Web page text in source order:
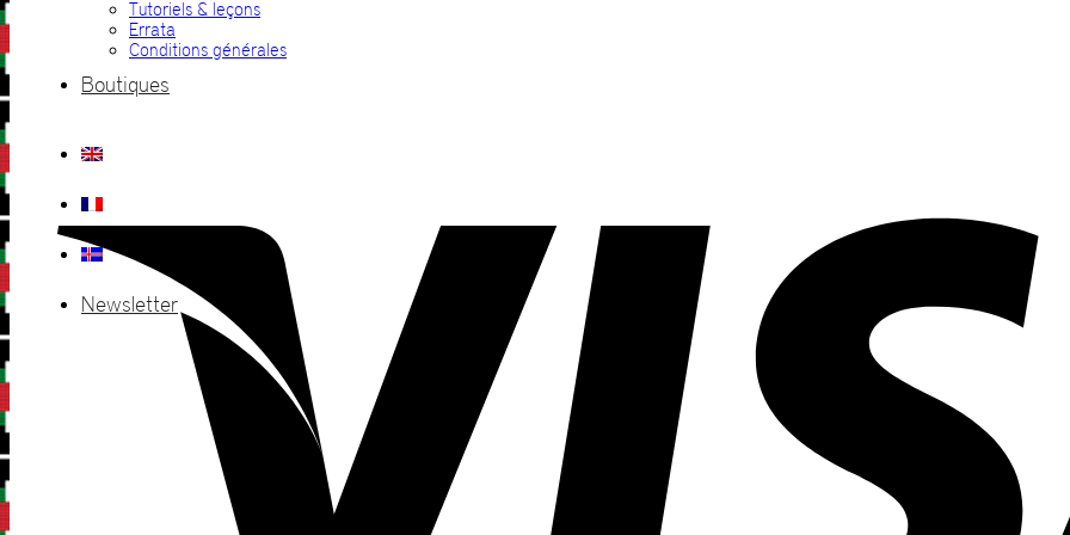
Tutoriels & leçons
Errata
Conditions générales
Boutiques
Newsletter